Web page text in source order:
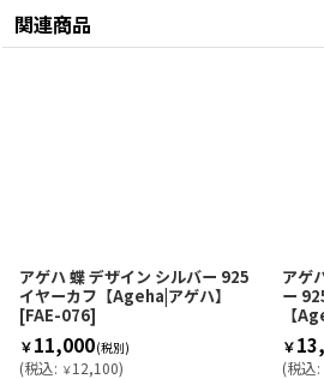
関連商品
アゲハ 蝶 デザイン シルバー 925
イヤーカフ【Ageha|アゲハ】
[FAE-076]
￥11,000(税別)
(税込: ￥12,100)
アゲ
ー
【
￥
(税込: